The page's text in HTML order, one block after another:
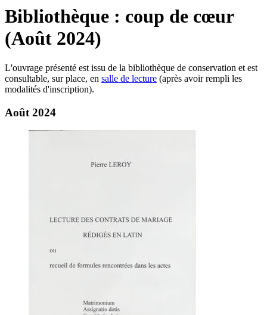
Bibliothèque : coup de cœur
(Août 2024)
L'ouvrage présenté est issu de la bibliothèque de conservation et est
consultable, sur place, en salle de lecture (après avoir rempli les
modalités d'inscription).
Août 2024